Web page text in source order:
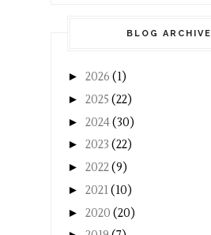
BLOG ARCHIVE
► 2026 (1)
► 2025 (22)
► 2024(30)
► 2023 (22)
► 2022(9)
► 2021(10)
► 2020 (20)